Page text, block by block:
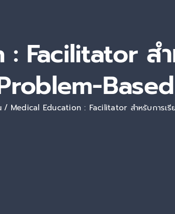
Facilitator สำ
Medical Education : Facilitator สำหรับการเ